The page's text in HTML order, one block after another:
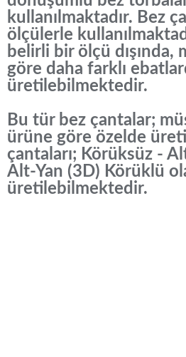
kullanılmaktadır. Bez
ölçülerle
belirli bir ölçü dışında,
göre daha farklı
üretilebilmektedir.
Bu tür bez çantalar;
ürüne göre özelde
çantaları; Körüksüz -
Alt-Yan (3D) Körüklü
üretilebilmektedir.